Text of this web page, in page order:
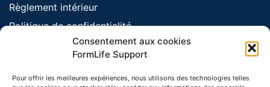
Consentement aux cookies
FormLife Support
Pour offrir les meilleures expériences, nous utilisons des technologies telles
Règlement intérieur
Politique de confidentialité
Politique des cookies